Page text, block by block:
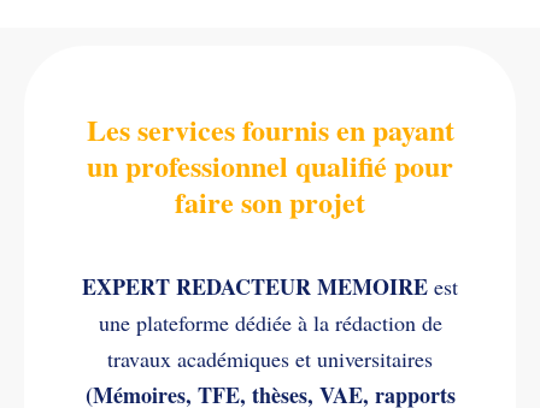
Les services fournis en payant
un professionnel qualifié pour
faire son projet
EXPERT REDACTEUR MEMOIRE est
une plateforme dédiée à la rédaction de
travaux académiques et universitaires
(Mémoires, TFE, thèses, VAE, rapports